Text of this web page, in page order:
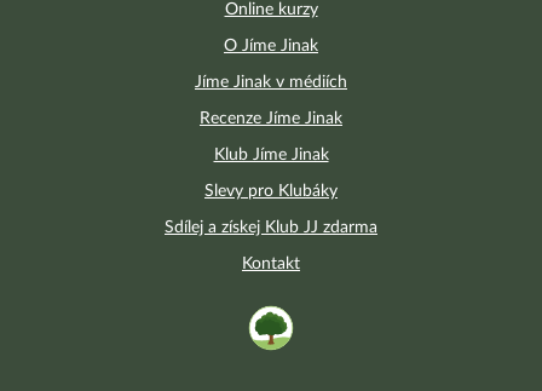
Online kurzy
O Jíme Jinak
Jíme Jinak v médiích
Recenze Jíme Jinak
Klub Jíme Jinak
Slevy pro Klubáky
Sdílej a získej Klub JJ zdarma
Kontakt